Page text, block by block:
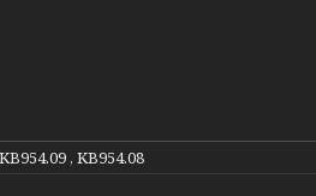
, KB954.08